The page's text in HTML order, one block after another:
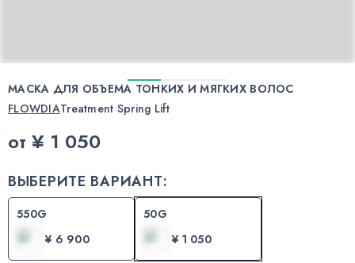
МАСКА ДЛЯ ОБЪЕМА ТОНКИХ И МЯГКИХ ВОЛОС
FLOWDIATreatment Spring Lift
от ¥ 1 050
ВЫБЕРИТЕ ВАРИАНТ:
550G
¥ 6 900
50G
¥ 1 050